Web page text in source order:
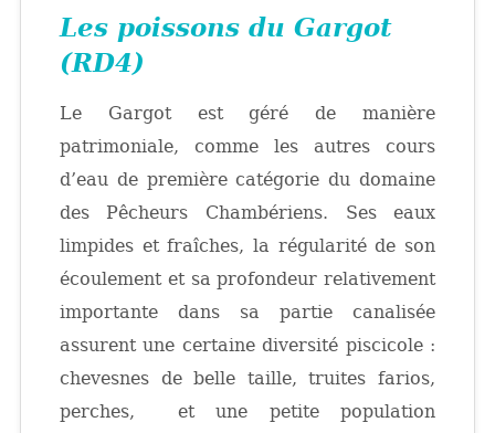
Les poissons du Gargot
(RD4)
Le Gargot est géré de manière
patrimoniale, comme les autres cours
d’eau de première catégorie du domaine
des Pêcheurs Chambériens. Ses eaux
limpides et fraîches, la régularité de son
écoulement et sa profondeur relativement
importante dans sa partie canalisée
assurent une certaine diversité piscicole :
chevesnes de belle taille, truites farios,
perches, et une petite population